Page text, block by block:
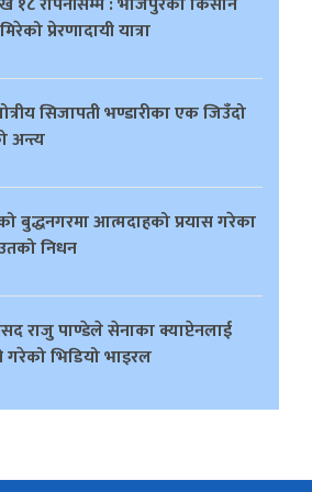
प्रेरणादायी यात्रा
सिजापती भण्डारीका एक जिउँदो
अन्त्य
बुद्धनगरमा आत्मदाहको प्रयास गरेका
निधन
राजु पाण्डेले सेनाका क्याप्टेनलाई
गरेको भिडियो भाइरल